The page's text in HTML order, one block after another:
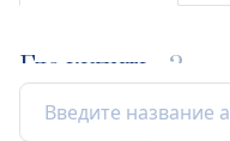
Где купить 2